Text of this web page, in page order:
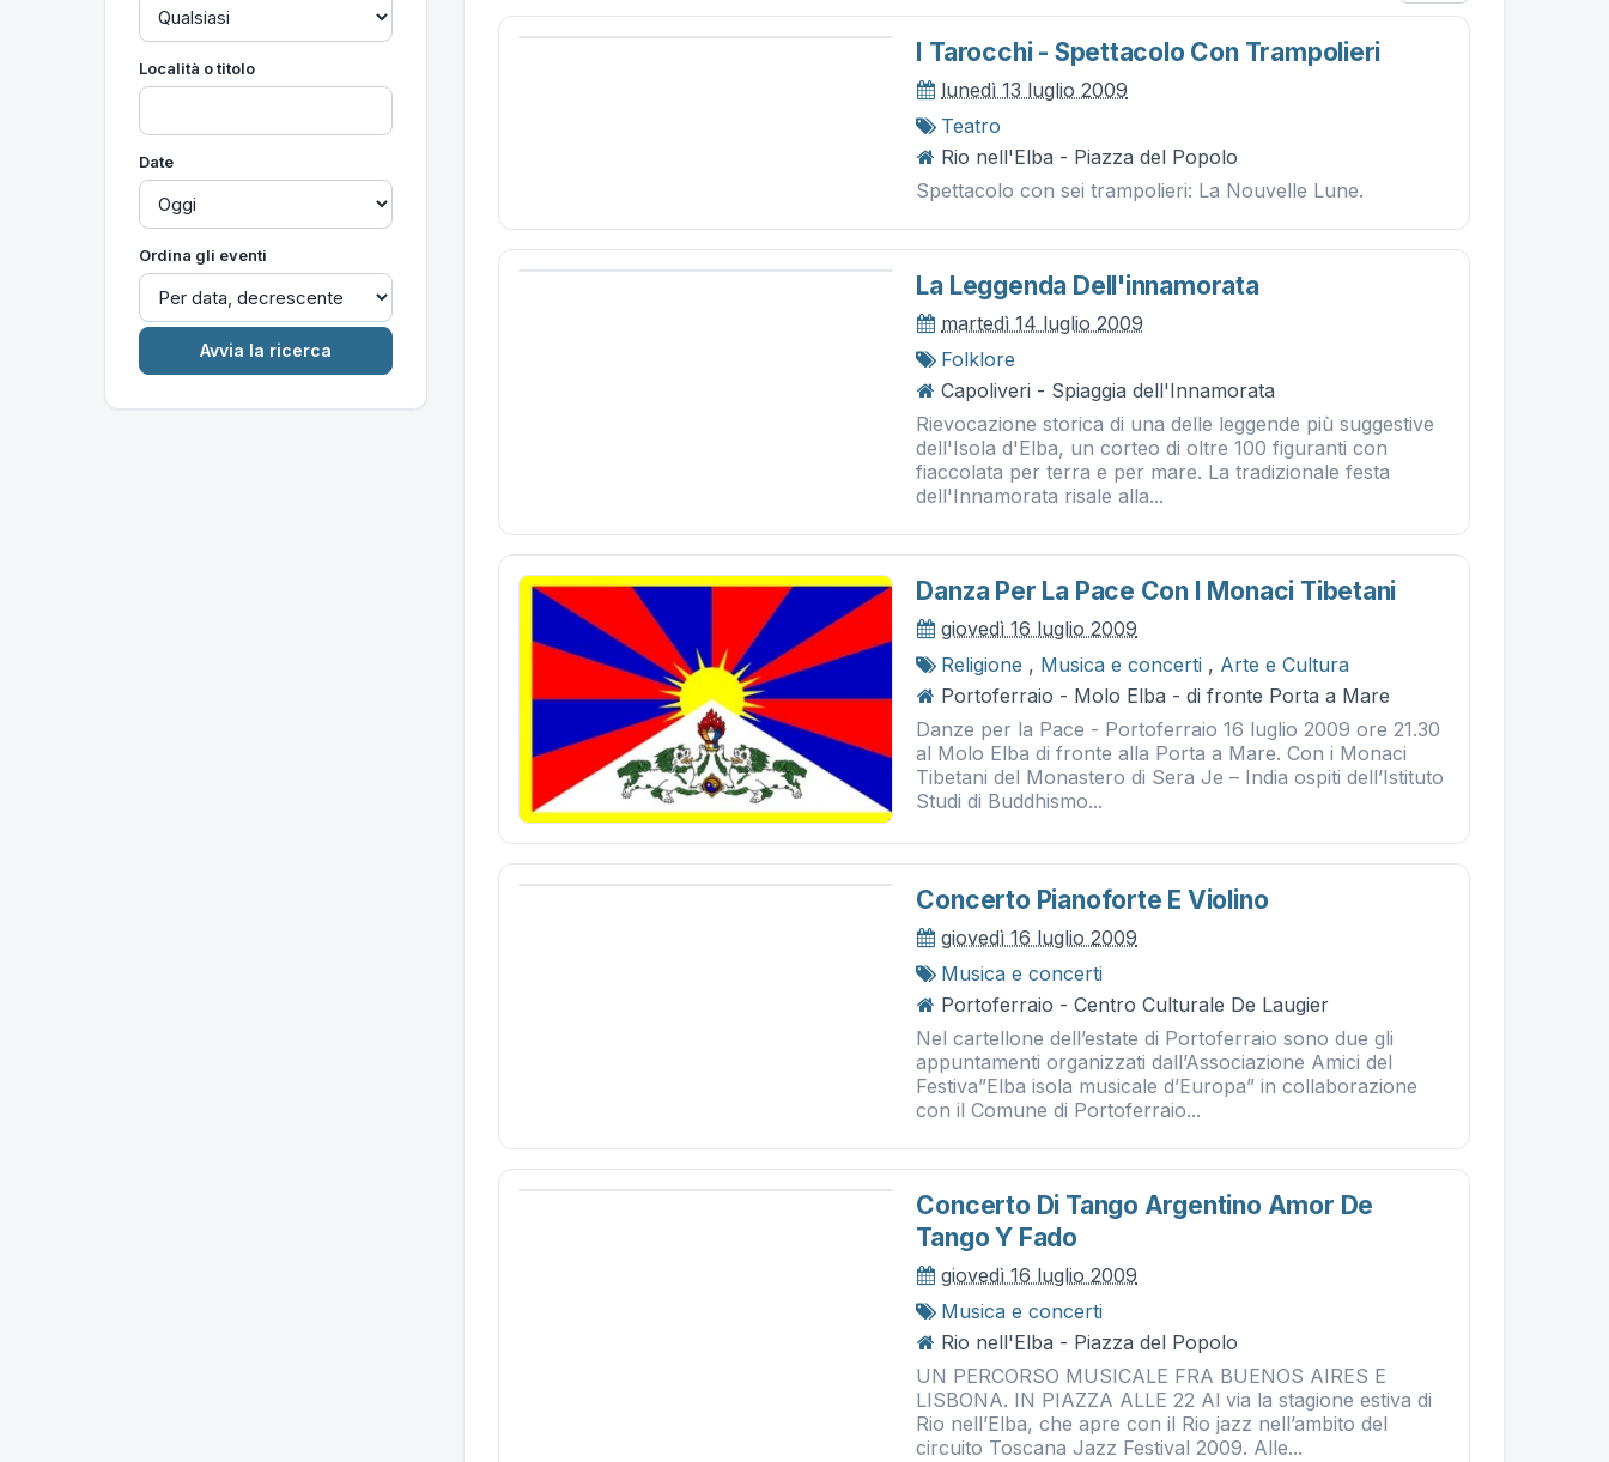
Località o titolo
Date
Ordina gli eventi
I Tarocchi - Spettacolo Con Trampolieri
lunedì 13 luglio 2009
Teatro
Rio nell'Elba - Piazza del Popolo
Spettacolo con sei trampolieri: La Nouvelle Lune.
La Leggenda Dell'innamorata
martedì 14 luglio 2009
Folklore
Capoliveri - Spiaggia dell'Innamorata
Rievocazione storica di una delle leggende più suggestive
dell'Isola d'Elba, un corteo di oltre 100 figuranti con
fiaccolata per terra e per mare. La tradizionale festa
dell'Innamorata risale alla...
Danza Per La Pace Con I Monaci Tibetani
giovedì 16 luglio 2009
Religione , Musica e concerti , Arte e Cultura
Portoferraio - Molo Elba - di fronte Porta a Mare
Danze per la Pace - Portoferraio 16 luglio 2009 ore 21.30
al Molo Elba di fronte alla Porta a Mare. Con i Monaci
Tibetani del Monastero di Sera Je – India ospiti dell’Istituto
Studi di Buddhismo...
Concerto Pianoforte E Violino
giovedì 16 luglio 2009
Musica e concerti
Portoferraio - Centro Culturale De Laugier
Nel cartellone dell’estate di Portoferraio sono due gli
appuntamenti organizzati dall’Associazione Amici del
Festiva”Elba isola musicale d’Europa” in collaborazione
con il Comune di Portoferraio...
Concerto Di Tango Argentino Amor De
Tango Y Fado
giovedì 16 luglio 2009
Musica e concerti
Rio nell'Elba - Piazza del Popolo
UN PERCORSO MUSICALE FRA BUENOS AIRES E
LISBONA. IN PIAZZA ALLE 22 Al via la stagione estiva di
Rio nell’Elba, che apre con il Rio jazz nell’ambito del
circuito Toscana Jazz Festival 2009. Alle...